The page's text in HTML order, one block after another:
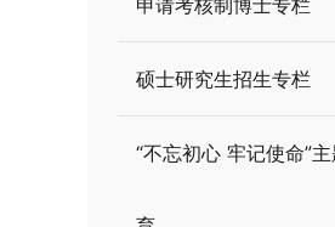
申请考核制博士专栏
硕士研究生招生专栏
“不忘初心 牢记使命”